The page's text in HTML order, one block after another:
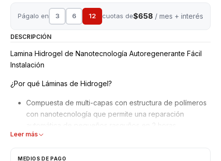
Págalo en 3 6 12 cuotas de$658 / mes + interés
DESCRIPCIÓN
Lamina Hidrogel de Nanotecnología Autoregenerante Fácil
Instalación
¿Por qué Láminas de Hidrogel?
Compuesta de multi-capas con estructura de polímeros
con nanotecnología que permite una reparación
automática de pequeños rasguños en 2 horas.
Mejor adaptación y absorción de golpes, debido a su
No interfiere en el reconocimiento de la huella dactilar
Leer más
MEDIOS DE PAGO